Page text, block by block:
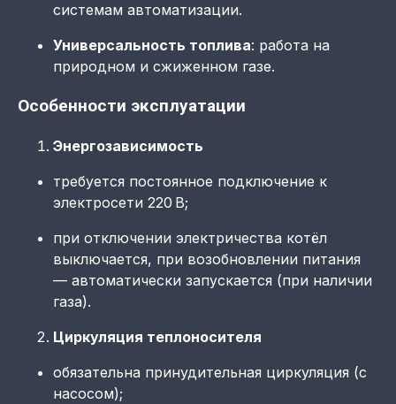
системам автоматизации.
Универсальность топлива: работа на
природном и сжиженном газе.
Особенности эксплуатации
Энергозависимость
требуется постоянное подключение к
электросети 220 В;
при отключении электричества котёл
выключается, при возобновлении питания
— автоматически запускается (при наличии
газа).
Циркуляция теплоносителя
обязательна принудительная циркуляция (с
насосом);